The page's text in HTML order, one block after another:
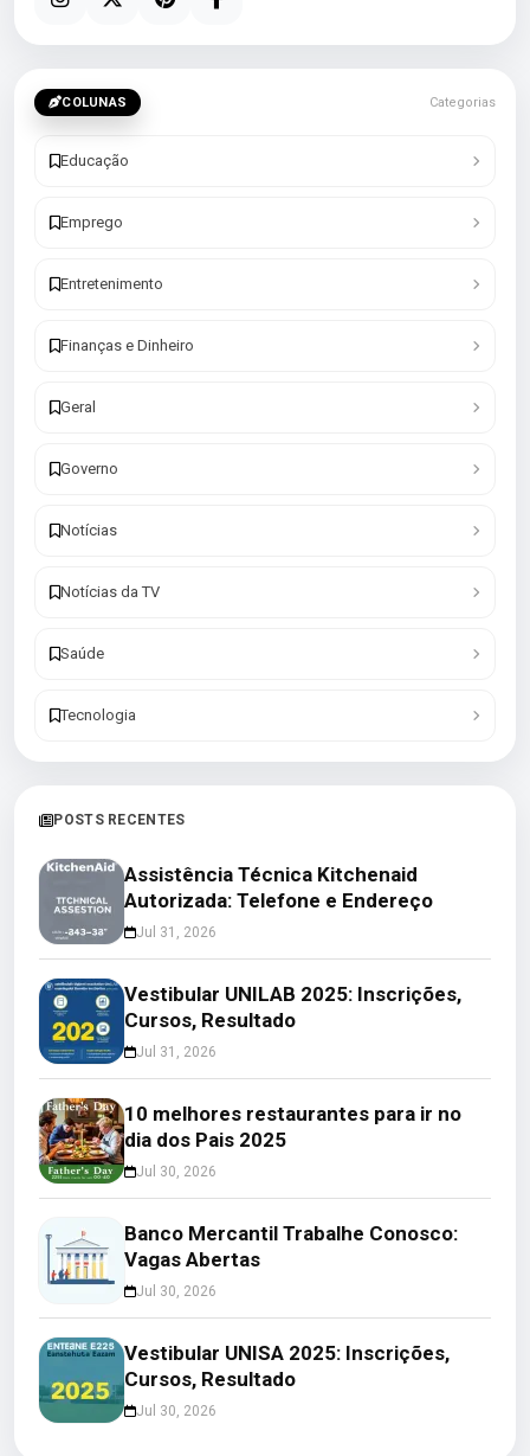
COLUNAS Categorias
Educação
Emprego
Entretenimento
Finanças e Dinheiro
Geral
Governo
Notícias
Notícias da TV
Saúde
Tecnologia
POSTS RECENTES
Assistência Técnica Kitchenaid
Autorizada: Telefone e Endereço
Jul 31, 2026
Vestibular UNILAB 2025: Inscrições,
Cursos, Resultado
Jul 31, 2026
10 melhores restaurantes para ir no
dia dos Pais 2025
Jul 30, 2026
Banco Mercantil Trabalhe Conosco:
Vagas Abertas
Jul 30, 2026
Vestibular UNISA 2025: Inscrições,
Cursos, Resultado
Jul 30, 2026